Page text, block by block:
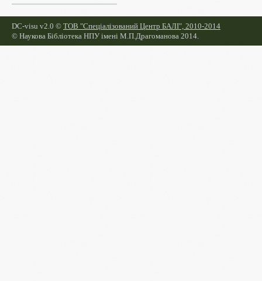
DC-visu v2.0 © ТОВ "Спеціалізований Центр БАЛІ", 2010-2014
© Наукова Бібліотека НПУ імені М.П.Драгоманова 2014.